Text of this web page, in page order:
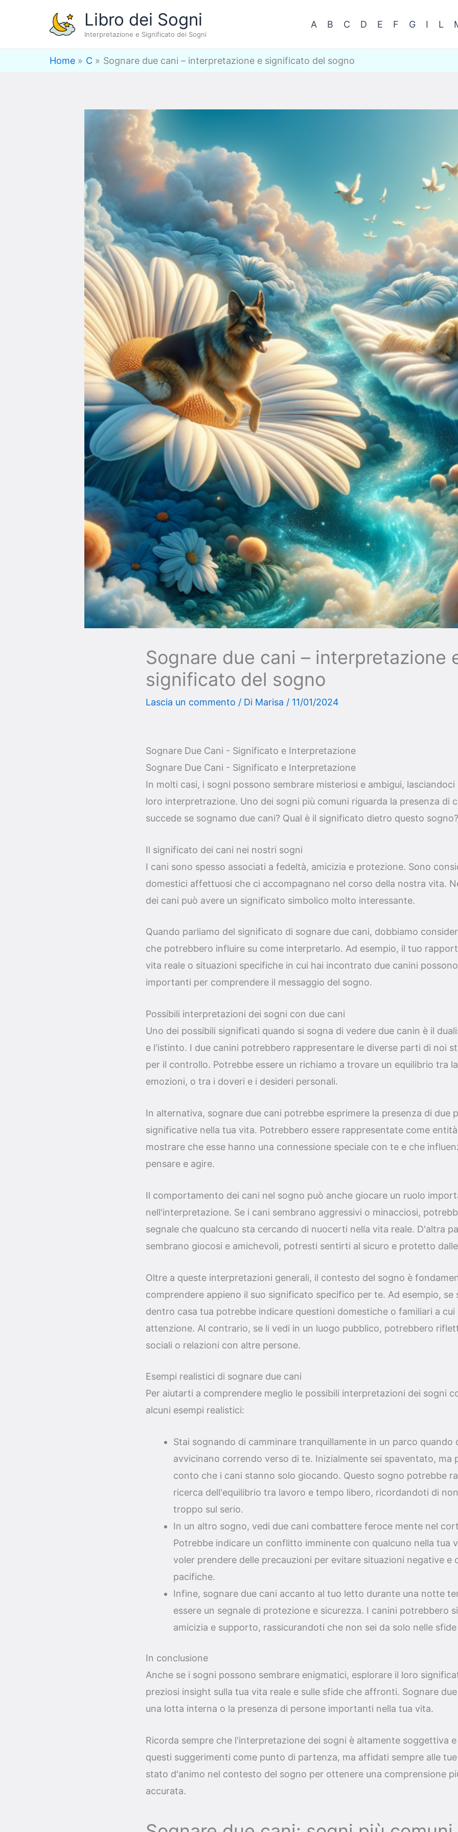
Libro dei Sogni
Interpretazione e Significato dei Sogni
A B C D E F G I L
Home C Sognare due cani – interpretazione e significato del sogno
Sognare due cani – interpretazione
significato del sogno
Lascia un commento / Di Marisa / 11/01/2024
Sognare Due Cani - Significato e Interpretazione
Sognare Due Cani - Significato e Interpretazione
In molti casi, i sogni possono sembrare misteriosi e ambigui,
loro interpretrazione. Uno dei sogni più comuni riguarda la presenza di
succede se sognamo due cani? Qual è il significato dietro questo sogno?
Il significato dei cani nei nostri sogni
I cani sono spesso associati a fedeltà, amicizia e protezione. Sono
domestici affettuosi che ci accompagnano nel corso della nostra vita.
dei cani può avere un significato simbolico molto interessante.
Quando parliamo del significato di sognare due cani, dobbiamo
che potrebbero influire su come interpretarlo. Ad esempio, il tuo
vita reale o situazioni specifiche in cui hai incontrato due canini
importanti per comprendere il messaggio del sogno.
Possibili interpretazioni dei sogni con due cani
Uno dei possibili significati quando si sogna di vedere due canin è il
e l'istinto. I due canini potrebbero rappresentare le diverse parti di noi
per il controllo. Potrebbe essere un richiamo a trovare un equilibrio tra
emozioni, o tra i doveri e i desideri personali.
In alternativa, sognare due cani potrebbe esprimere la presenza di due
significative nella tua vita. Potrebbero essere rappresentate come
mostrare che esse hanno una connessione speciale con te e che
pensare e agire.
Il comportamento dei cani nel sogno può anche giocare un ruolo
nell'interpretazione. Se i cani sembrano aggressivi o minacciosi,
segnale che qualcuno sta cercando di nuocerti nella vita reale. D'altra
sembrano giocosi e amichevoli, potresti sentirti al sicuro e protetto
Oltre a queste interpretazioni generali, il contesto del sogno è
comprendere appieno il suo significato specifico per te. Ad esempio, se
dentro casa tua potrebbe indicare questioni domestiche o familiari a cui
attenzione. Al contrario, se li vedi in un luogo pubblico, potrebbero
sociali o relazioni con altre persone.
Esempi realistici di sognare due cani
Per aiutarti a comprendere meglio le possibili interpretazioni dei sogni
alcuni esempi realistici:
Stai sognando di camminare tranquillamente in un parco quando
avvicinano correndo verso di te. Inizialmente sei spaventato, ma
conto che i cani stanno solo giocando. Questo sogno potrebbe
ricerca dell'equilibrio tra lavoro e tempo libero, ricordandoti di
troppo sul serio.
In un altro sogno, vedi due cani combattere feroce mente nel
Potrebbe indicare un conflitto imminente con qualcuno nella tua
voler prendere delle precauzioni per evitare situazioni negative e
pacifiche.
Infine, sognare due cani accanto al tuo letto durante una notte
essere un segnale di protezione e sicurezza. I canini potrebbero
amicizia e supporto, rassicurandoti che non sei da solo nelle
In conclusione
Anche se i sogni possono sembrare enigmatici, esplorare il loro
preziosi insight sulla tua vita reale e sulle sfide che affronti. Sognare
una lotta interna o la presenza di persone importanti nella tua vita.
Ricorda sempre che l'interpretazione dei sogni è altamente soggettiva
questi suggerimenti come punto di partenza, ma affidati sempre alle
stato d'animo nel contesto del sogno per ottenere una comprensione
accurata.